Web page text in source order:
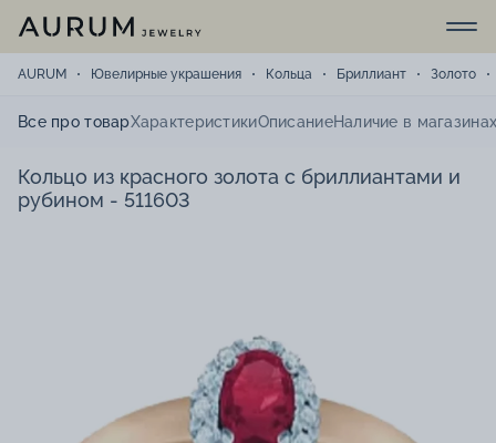
AURUM Ювелирные украшения Кольца Бриллиант Золото
Все про товарХарактеристикиОписаниеНаличие в
Кольцо из красного золота с бриллиантами и
рубином - 511603